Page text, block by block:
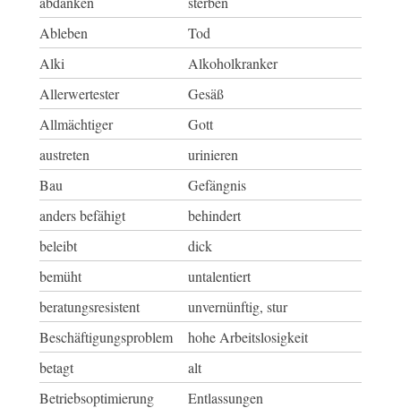
Ableben
Tod
Alki
Alkoholkranker
Allerwertester
Gesäß
Allmächtiger
Gott
austreten
urinieren
Bau
Gefängnis
anders befähigt
behindert
beleibt
dick
bemüht
untalentiert
beratungsresistent
unvernünftig, stur
Beschäftigungsproblem
hohe Arbeitslosigkeit
betagt
alt
Betriebsoptimierung
Entlassungen